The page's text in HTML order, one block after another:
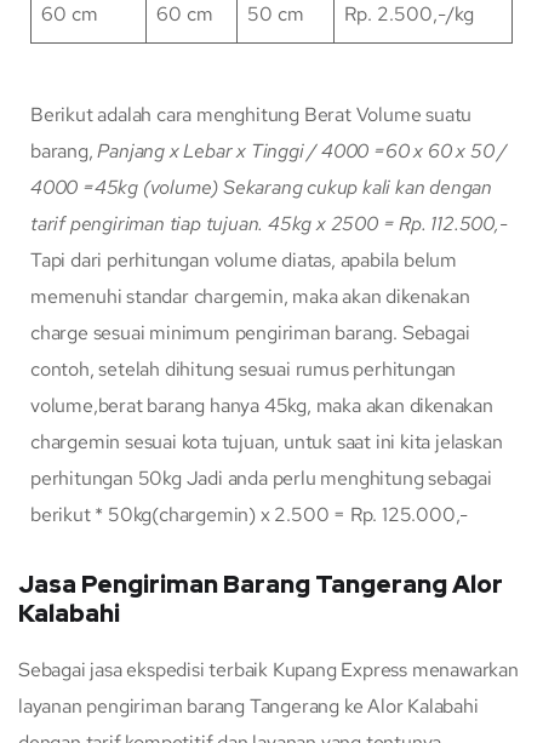
60 cm 60 cm 50 cm Rp. 2.500,-/kg
Berikut adalah cara menghitung Berat Volume suatu
barang,Panjang x Lebar x Tinggi / 4000 =60 x 60 x 50 /
4000 =45kg (volume)Sekarang cukup kali kan dengan
tarif pengiriman tiap tujuan. 45kg x 2500 = Rp. 112.500,-
Tapi dari perhitungan volume diatas, apabila belum
memenuhi standar chargemin, maka akan dikenakan
charge sesuai minimum pengiriman barang. Sebagai
contoh, setelah dihitung sesuai rumus perhitungan
volume,berat barang hanya 45kg, maka akan dikenakan
chargemin sesuai kota tujuan, untuk saat ini kita jelaskan
perhitungan 50kg Jadi anda perlu menghitung sebagai
berikut * 50kg(chargemin) x 2.500 = Rp. 125.000,-
Jasa Pengiriman Barang Tangerang Alor
Kalabahi
Sebagai jasa ekspedisi terbaik Kupang Express menawarkan
layanan pengiriman barang Tangerang ke Alor Kalabahi